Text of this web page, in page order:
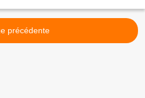
précédente